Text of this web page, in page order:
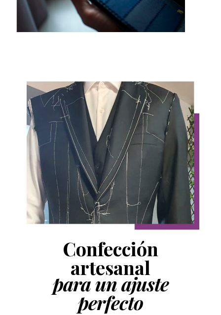
Confección
artesanal
para un ajuste
perfecto